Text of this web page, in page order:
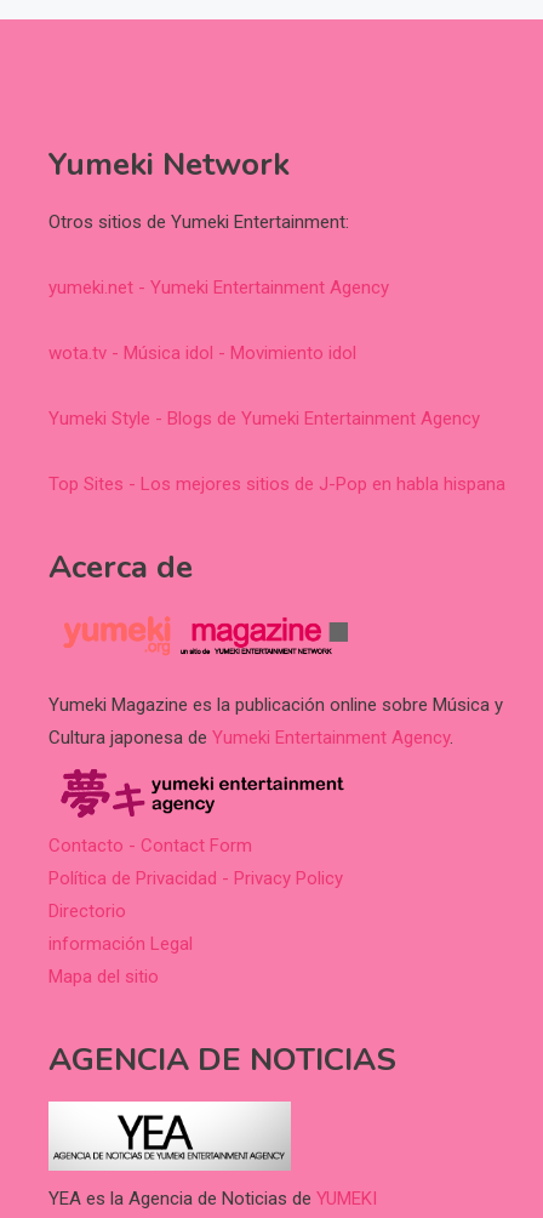
Yumeki Network
Otros sitios de Yumeki Entertainment:
yumeki.net - Yumeki Entertainment Agency
wota.tv - Música idol - Movimiento idol
Yumeki Style - Blogs de Yumeki Entertainment Agency
Top Sites - Los mejores sitios de J-Pop en habla hispana
Acerca de
Yumeki Magazine es la publicación online sobre Música y
Cultura japonesa de Yumeki Entertainment Agency.
Contacto - Contact Form
Política de Privacidad - Privacy Policy
Directorio
información Legal
Mapa del sitio
AGENCIA DE NOTICIAS
YEA es la Agencia de Noticias de YUMEKI